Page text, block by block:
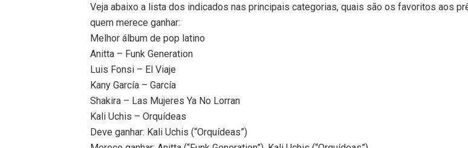
Veja abaixo a lista dos indicados nas principais categorias, quais são os favoritos aos
quem merece ganhar:
Melhor álbum de pop latino
Anitta – Funk Generation
Luis Fonsi – El Viaje
Kany García – García
Shakira – Las Mujeres Ya No Lorran
Kali Uchis – Orquídeas
Deve ganhar: Kali Uchis (“Orquídeas”)